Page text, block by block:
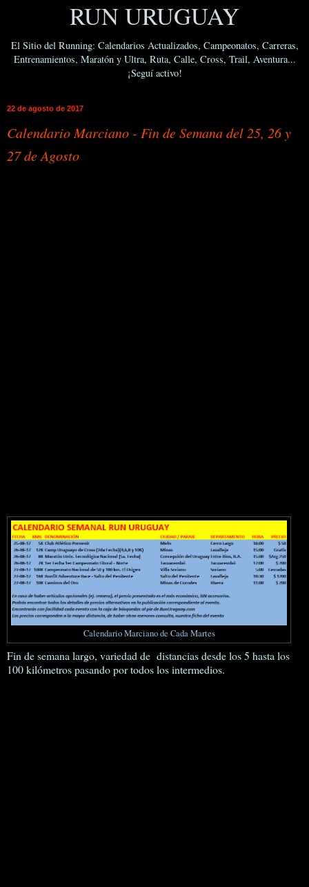
RUN URUGUAY
El Sitio del Running: Calendarios Actualizados, Campeonatos, Carreras,
Entrenamientos, Maratón y Ultra, Ruta, Calle, Cross, Trail, Aventura...
¡Seguí activo!
22 de agosto de 2017
Calendario Marciano - Fin de Semana del 25, 26 y
27 de Agosto
Calendario Marciano de Cada Martes
Fin de semana largo, variedad de distancias desde los 5 hasta los
100 kilómetros pasando por todos los intermedios.